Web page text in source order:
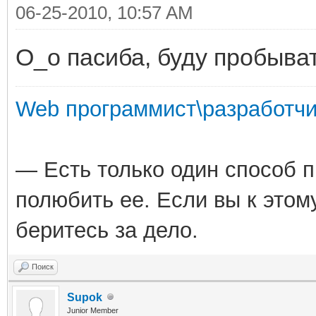
-- KAMAELS
-- 123=Male Soldier |
125=Trooper |
-- 127=Berserker |
129=Female Soul
-- 131=Doombringer |
133=Female Soul
-- 135=Inspector |
NONE (Shield)
SWORD
mount3", "1500"));
+
+
mount5", "5000"));
06-25-2010, 10:57 AM
О_о пасиба, буду
Web
— Есть только один способ
полюбить ее. Если вы к
беритесь за дело.
Поиск
Supok
Junior Member